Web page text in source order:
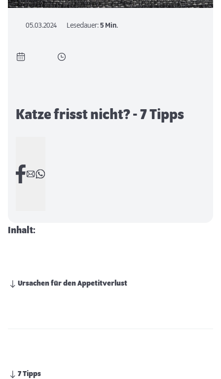
05.03.2024 Lesedauer:5 Min.
Katze frisst nicht? - 7 Tipps
Inhalt:
Ursachen für den Appetitverlust
7 Tipps